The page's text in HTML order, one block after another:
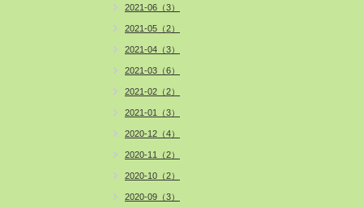
2021-06（3）
2021-05（2）
2021-04（3）
2021-03（6）
2021-02（2）
2021-01（3）
2020-12（4）
2020-11（2）
2020-10（2）
2020-09（3）